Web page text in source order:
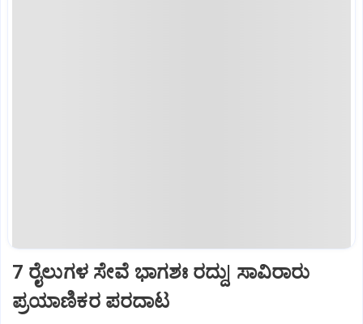
7 ರೈಲುಗಳ ಸೇವೆ ಭಾಗಶಃ ರದ್ದು| ಸಾವಿರಾರು
ಪ್ರಯಾಣಿಕರ ಪರದಾಟ